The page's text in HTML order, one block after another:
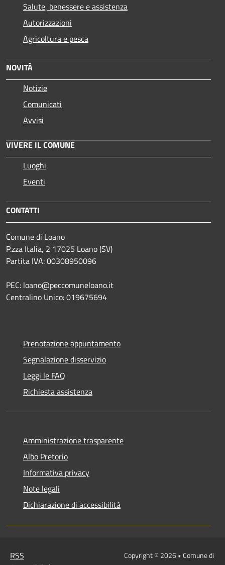
Salute, benessere e assistenza
Autorizzazioni
Agricoltura e pesca
NOVITÀ
Notizie
Comunicati
Avvisi
VIVERE IL COMUNE
Luoghi
Eventi
CONTATTI
Comune di Loano
P.zza Italia, 2 17025 Loano (SV)
Partita IVA: 00308950096
PEC: loano@peccomuneloano.it
Centralino Unico: 019675694
Prenotazione appuntamento
Segnalazione disservizio
Leggi le FAQ
Richiesta assistenza
Amministrazione trasparente
Albo Pretorio
Informativa privacy
Note legali
Dichiarazione di accessibilità
RSS
Copyright © 2026 • Comune di